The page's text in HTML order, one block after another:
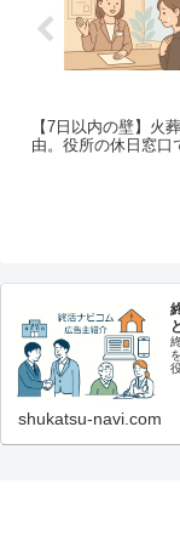
【7日以内の壁】火
由。役所の休日窓口
shukatsu-navi.com